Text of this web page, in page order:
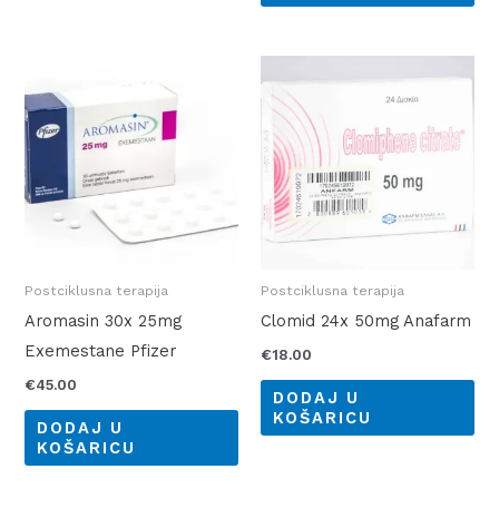
Postciklusna terapija
Aromasin 30x 25mg
Exemestane Pfizer
€45.00
DODAJ U
KOŠARICU
Postciklusna terapija
Clomid 24x 50mg Anafarm
€18.00
DODAJ U
KOŠARICU